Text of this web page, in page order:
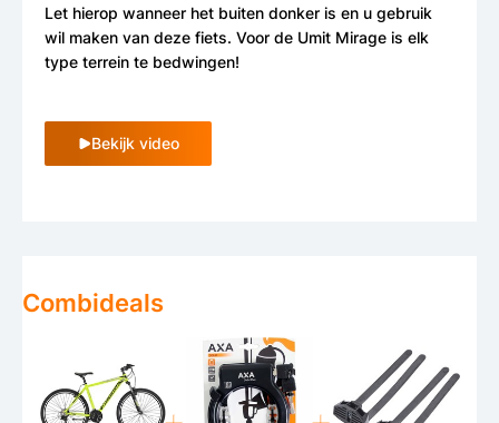
Combideals
Let hierop wanneer het buiten donker is en u gebruik
wil maken van deze fiets. Voor de Umit Mirage is elk
type terrein te bedwingen!
Bekijk video